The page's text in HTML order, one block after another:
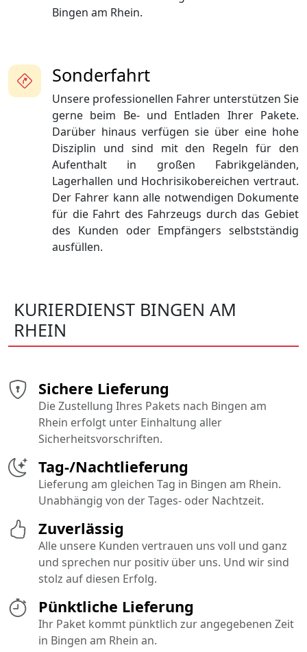
Sonderfahrt
Unsere professionellen Fahrer unterstützen Sie
gerne beim Be- und Entladen Ihrer Pakete.
Darüber hinaus verfügen sie über eine hohe
Disziplin und sind mit den Regeln für den
Aufenthalt in großen Fabrikgeländen,
Lagerhallen und Hochrisikobereichen vertraut.
Der Fahrer kann alle notwendigen Dokumente
für die Fahrt des Fahrzeugs durch das Gebiet
des Kunden oder Empfängers selbstständig
ausfüllen.
Bingen am Rhein.
KURIERDIENST BINGEN AM
RHEIN
Pünktliche Lieferung
Ihr Paket kommt pünktlich zur angegebenen Zeit
in Bingen am Rhein an.
Sichere Lieferung
Die Zustellung Ihres Pakets nach Bingen am
Rhein erfolgt unter Einhaltung aller
Sicherheitsvorschriften.
Tag-/Nachtlieferung
Lieferung am gleichen Tag in Bingen am Rhein.
Unabhängig von der Tages- oder Nachtzeit.
Zuverlässig
Alle unsere Kunden vertrauen uns voll und ganz
und sprechen nur positiv über uns. Und wir sind
stolz auf diesen Erfolg.